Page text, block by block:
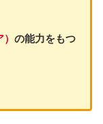
の能力をもつ